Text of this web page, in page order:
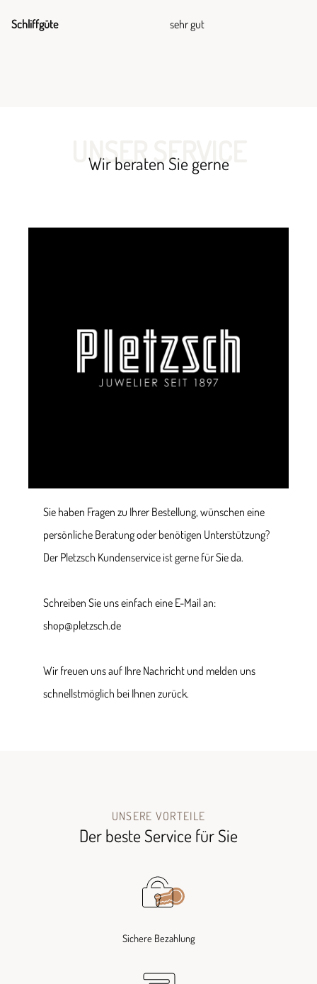
Schliffgüte sehr gut
UNSER SERVICE
Wir beraten Sie gerne
Sie haben Fragen zu Ihrer Bestellung, wünschen eine
persönliche Beratung oder benötigen Unterstützung?
Der Pletzsch Kundenservice ist gerne für Sie da.
Schreiben Sie uns einfach eine E-Mail an:
shop@pletzsch.de
Wir freuen uns auf Ihre Nachricht und melden uns
schnellstmöglich bei Ihnen zurück.
UNSERE VORTEILE
Der beste Service für Sie
Sichere Bezahlung